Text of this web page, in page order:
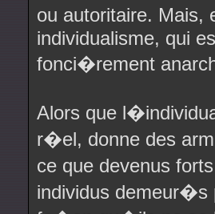
ou autoritaire.
individualisme, qui
fonci�rement
Alors que
r�el, donne des
ce que devenus
individus demeur�s